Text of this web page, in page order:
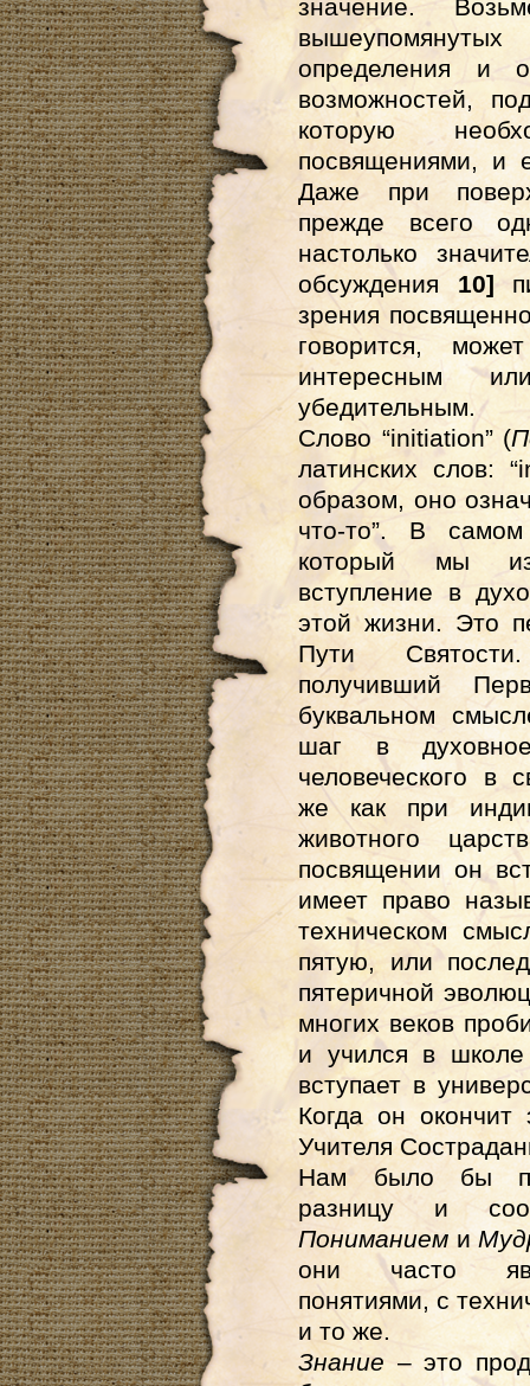
значение.
определения и
возможностей,
которую
посвящениями, и
Даже при
прежде всего
настолько
обсуждения10]
зрения
говорится,
интересным
убедительным.
Слово “initiation” (
латинских слов:
образом, оно
что-то”. В
который мы
вступление в
этой жизни. Это
Пути
получивший
буквальном
шаг в
человеческого в
же как при
животного
посвящении он
имеет право
техническом
пятую, или
пятеричной
многих веков
и учился в
вступает в
Когда он окончит
Учителя
Нам было бы
разницу и
Пониманием и
они часто
понятиями, с
и то же.
Знание – это